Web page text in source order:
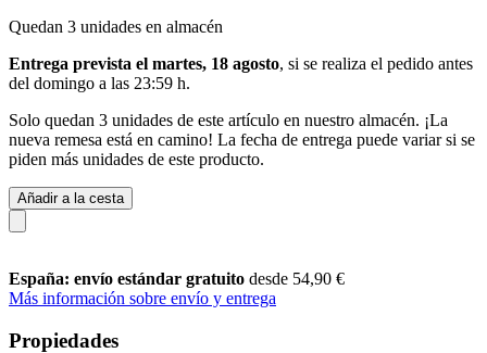
Quedan 3 unidades en almacén
Entrega prevista el martes, 18 agosto, si se realiza el pedido antes
del domingo a las 23:59 h.
Solo quedan 3 unidades de este artículo en nuestro almacén. ¡La
nueva remesa está en camino! La fecha de entrega puede variar si se
piden más unidades de este producto.
Añadir a la cesta
España: envío estándar gratuito desde 54,90 €
Más información sobre envío y entrega
Propiedades